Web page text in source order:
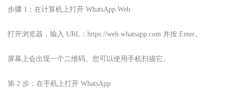
步骤 1：在计算机上打开 WhatsApp Web
打开浏览器，输入 URL：https://web.whatsapp.com 并按 Enter。
屏幕上会出现一个二维码。您可以使用手机扫描它。
第 2 步：在手机上打开 WhatsApp